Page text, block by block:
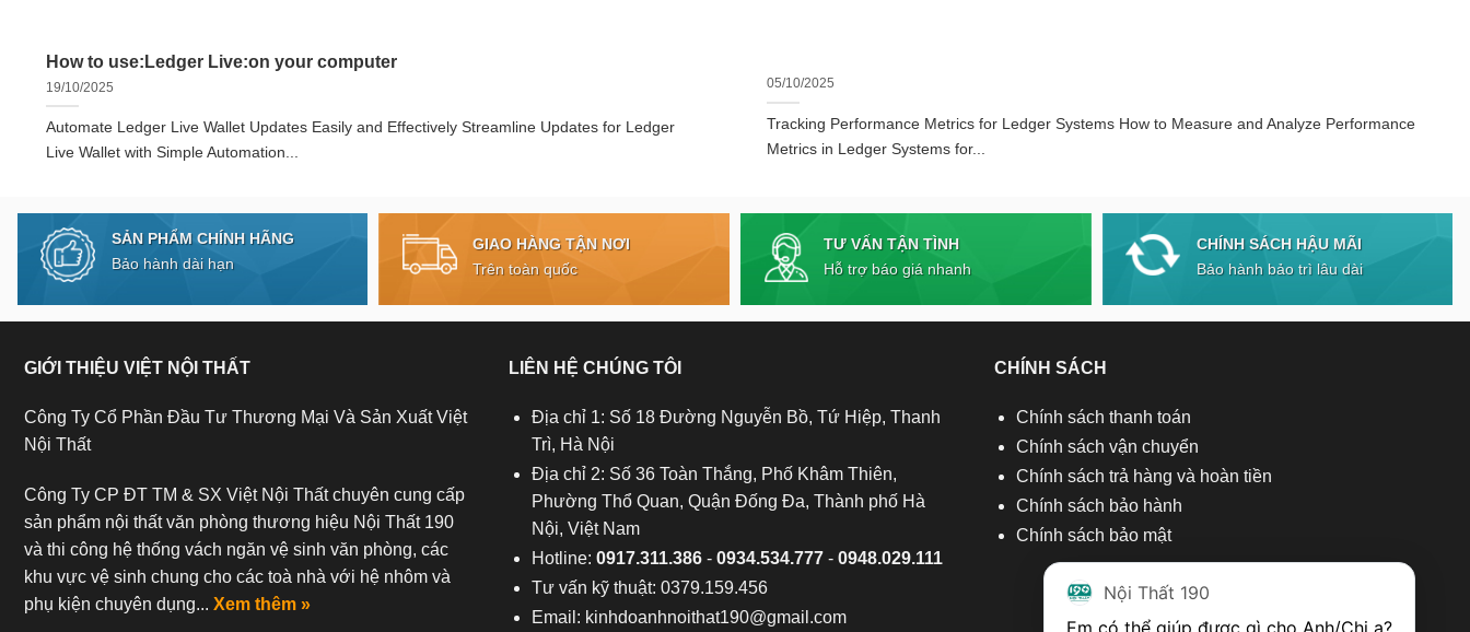
How to use:Ledger Live:on your computer
19/10/2025
Automate Ledger Live Wallet Updates Easily and Effectively Streamline Updates for Ledger
Live Wallet with Simple Automation...
05/10/2025
Tracking Performance Metrics for Ledger Systems How to Measure and Analyze Performance
Metrics in Ledger Systems for...
SẢN PHẨM CHÍNH HÃNG
Bảo hành dài hạn
GIAO HÀNG TẬN NƠI
Trên toàn quốc
TƯ VẤN TẬN TÌNH
Hỗ trợ báo giá nhanh
CHÍNH SÁCH HẬU MÃI
Bảo hành bảo trì lâu dài
GIỚI THIỆU VIỆT NỘI THẤT
Công Ty Cổ Phần Đầu Tư Thương Mại Và Sản Xuất Việt
Nội Thất
Công Ty CP ĐT TM & SX Việt Nội Thất chuyên cung cấp
sản phẩm nội thất văn phòng thương hiệu Nội Thất 190
và thi công hệ thống vách ngăn vệ sinh văn phòng, các
khu vực vệ sinh chung cho các toà nhà với hệ nhôm và
phụ kiện chuyên dụng... Xem thêm »
LIÊN HỆ CHÚNG TÔI
Địa chỉ 1: Số 18 Đường Nguyễn Bồ, Tứ Hiệp, Thanh
Trì, Hà Nội
Địa chỉ 2: Số 36 Toàn Thắng, Phố Khâm Thiên,
Phường Thổ Quan, Quận Đống Đa, Thành phố Hà
Nội, Việt Nam
Hotline:0917.311.386 -0934.534.777 -0948.029.111
Tư vấn kỹ thuật: 0379.159.456
Email: kinhdoanhnoithat190@gmail.com
CHÍNH SÁCH
Chính sách thanh toán
Chính sách vận chuyển
Chính sách trả hàng và hoàn tiền
Chính sách bảo hành
Chính sách bảo mật
Nội Thất 190